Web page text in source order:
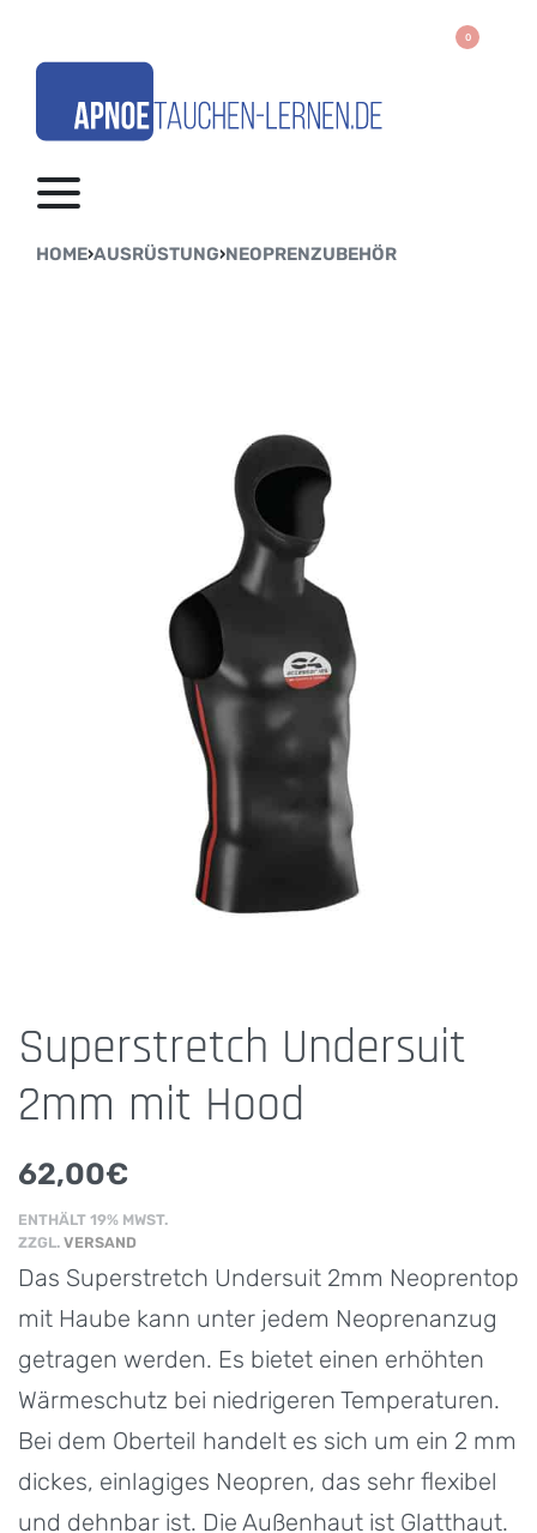
0
HOME›AUSRÜSTUNG›NEOPRENZUBEHÖR
Superstretch Undersuit
2mm mit Hood
62,00€
ENTHÄLT 19% MWST.
ZZGL. VERSAND
Das Superstretch Undersuit 2mm Neoprentop
mit Haube kann unter jedem Neoprenanzug
getragen werden. Es bietet einen erhöhten
Wärmeschutz bei niedrigeren Temperaturen.
Bei dem Oberteil handelt es sich um ein 2 mm
dickes, einlagiges Neopren, das sehr flexibel
und dehnbar ist. Die Außenhaut ist Glatthaut.